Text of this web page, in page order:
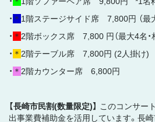
・ ＊ 1階ステージサイド席 7,800円 （最
・ ＊ 2階ボックス席 7,800 円（最⼤4名・
・ ＊ 2階テーブル席 7,800円 (2人掛け)
・ ＊ 2階カウンター席 6,800円
【長崎市民割(数量限定)】
このコンサー
出事業費補助金を活用しています。長